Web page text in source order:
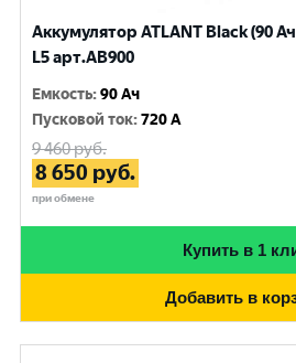
Аккумулятор ATLANT Black (90
L5 арт.AB900
Емкость:90 Ач
Пусковой ток:720 A
9 460руб.
8 650 руб.
при обмене
Купить в 1
Добавить в